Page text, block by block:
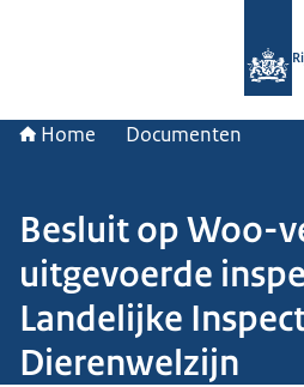
Home Documenten
Besluit op Woo-
uitgevoerde
Landelijke
Dierenwelzijn